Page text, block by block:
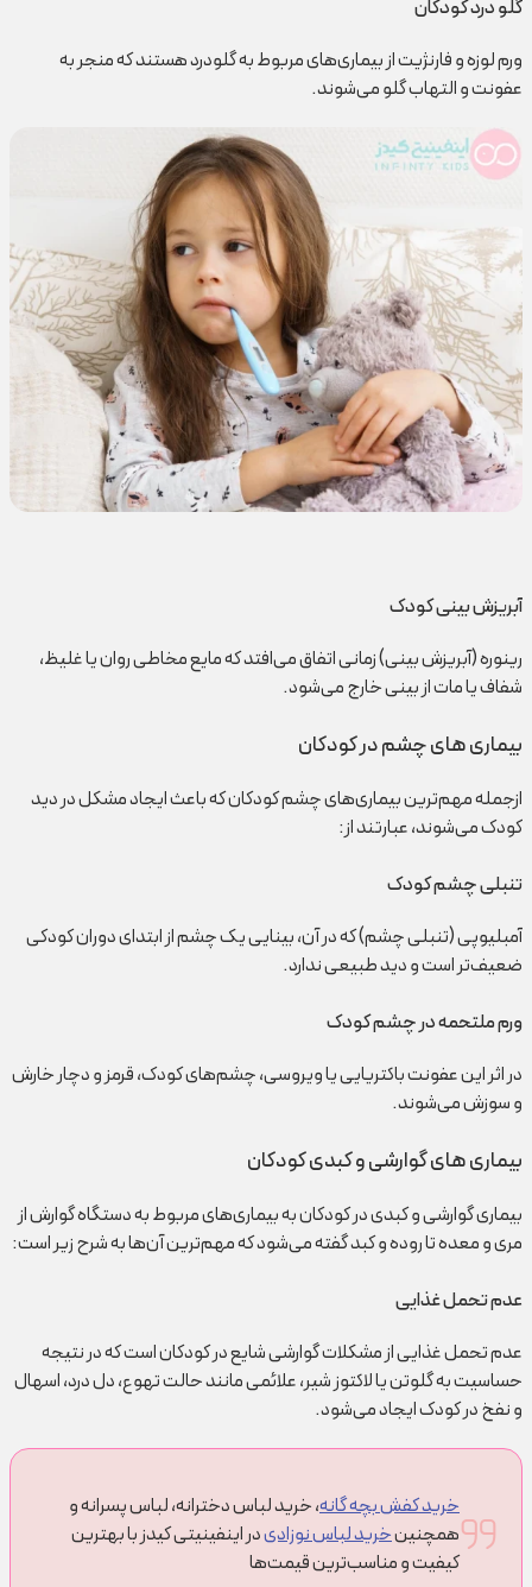
گلو درد کودکان
ورم لوزه و فارنژیت از بیماری‌های مربوط به گلودرد هستند که منجر به
عفونت و التهاب گلو می‌شوند.
آبریزش بینی کودک
رینوره (آبریزش بینی) زمانی اتفاق می‌افتد که مایع مخاطی روان یا غلیظ،
شفاف یا مات از بینی خارج می‌شود.
بیماری های چشم در کودکان
ازجمله مهم‌ترین بیماری‌های چشم کودکان که باعث ایجاد مشکل در دید
کودک می‌شوند، عبارتند از:
تنبلی چشم کودک
آمبلیوپی (تنبلی چشم) که در آن، بینایی یک چشم از ابتدای دوران کودکی
ضعیف‌تر است و دید طبیعی ندارد.
ورم ملتحمه در چشم کودک
در اثر این عفونت باکتریایی یا ویروسی، چشم‌های کودک، قرمز و دچار خارش
و سوزش می‌شوند.
بیماری های گوارشی و کبدی کودکان
بیماری گوارشی و کبدی در کودکان به بیماری‌های مربوط به دستگاه گوارش از
مری و معده تا روده و کبد گفته می‌شود که مهم‌ترین آن‌ها به شرح زیر است:
عدم تحمل غذایی
عدم تحمل غذایی از مشکلات گوارشی شایع در کودکان است که در نتیجه
حساسیت به گلوتن یا لاکتوز شیر، علائمی مانند حالت تهوع، دل درد، اسهال
و نفخ در کودک ایجاد می‌شود.
خرید کفش بچه گانه، خرید لباس دخترانه، لباس پسرانه و
همچنینخرید لباس نوزادیدر اینفینیتی کیدز با بهترین
کیفیت و مناسب‌ترین قیمت‌ها